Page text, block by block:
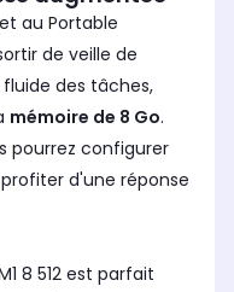
au Portable
de veille de
des tâches,
mémoire de 8 Go.
pourrez configurer
d'une réponse
8 512 est parfait